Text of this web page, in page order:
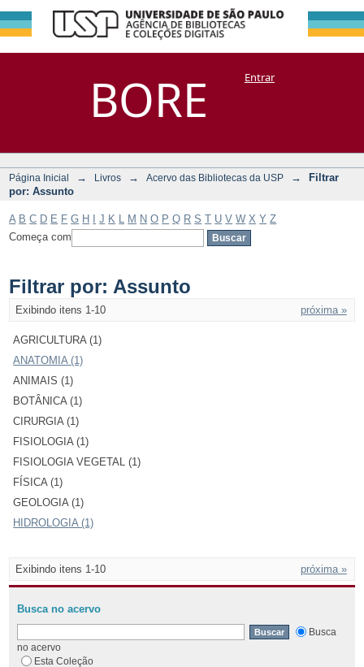
BORE
Filtrar por:
Assunto
DSpace/Manakin + CoriscoEntrar
Página Inicial → Livros → Acervo das Bibliotecas da USP →
Filtrar
por: Assunto
A B C D E F G H J K M N O P Q R S T U V W X Y Z
Começa com
Filtrar por: Assunto
Exibindo itens 1-10 próxima »
AGRICULTURA (1)
ANATOMIA (1)
ANIMAIS (1)
BOTÂNICA (1)
CIRURGIA (1)
FISIOLOGIA (1)
FISIOLOGIA VEGETAL (1)
FÍSICA (1)
GEOLOGIA (1)
HIDROLOGIA (1)
Exibindo itens 1-10 próxima »
Busca no acervo
Busca
no acervo
Esta Coleção